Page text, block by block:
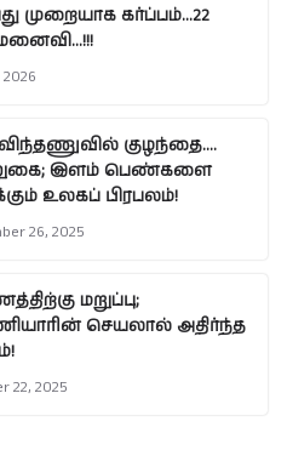
முறையாக கர்ப்பம்…22
2026
குழந்தை….
இளம் பெண்களை
உலகப் பிரபலம்!
26, 2025
மறுப்பு;
செயலால் அதிர்ந்த
22, 2025